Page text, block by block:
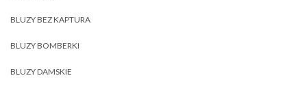
BLUZY BEZ KAPTURA
BLUZY BOMBERKI
BLUZY DAMSKIE